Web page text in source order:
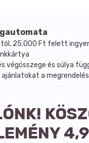
25.000 Ft felett
végösszege és súlya
a